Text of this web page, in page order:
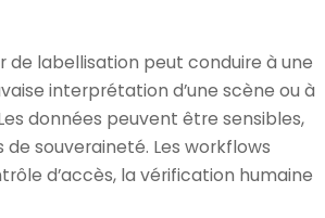
de labellisation peut conduire à une
interprétation d’une scène ou à
données peuvent être sensibles,
souveraineté. Les workflows
d’accès, la vérification humaine